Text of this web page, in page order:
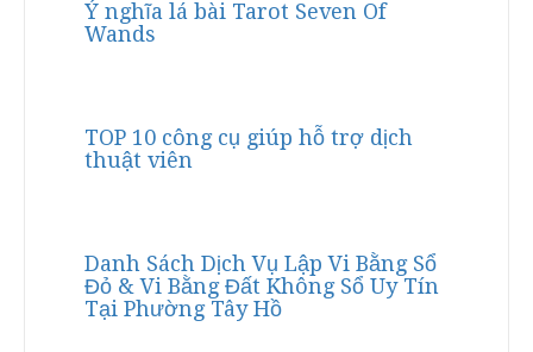
Ý nghĩa lá bài Tarot Seven Of
Wands
TOP 10 công cụ giúp hỗ trợ dịch
thuật viên
Danh Sách Dịch Vụ Lập Vi Bằng Sổ
Đỏ & Vi Bằng Đất Không Sổ Uy Tín
Tại Phường Tây Hồ